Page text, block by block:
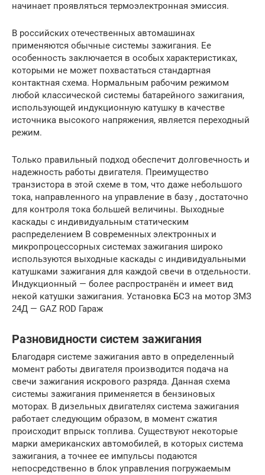
начинает проявляться термоэлектронная эмиссия.
В российских отечественных автомашинах
применяются обычные системы зажигания. Ее
особенность заключается в особых характеристиках,
которыми не может похвастаться стандартная
контактная схема. Нормальным рабочим режимом
любой классической системы батарейного зажигания,
использующей индукционную катушку в качестве
источника высокого напряжения, является переходный
режим.
Только правильный подход обеспечит долговечность и
надежность работы двигателя. Преимущество
транзистора в этой схеме в том, что даже небольшого
тока, направленного на управление в базу , достаточно
для контроля тока большей величины. Выходные
каскады с индивидуальным статическим
распределением В современных электронных и
микропроцессорных системах зажигания широко
используются выходные каскады с индивидуальными
катушками зажигания для каждой свечи в отдельности.
Индукционный — более распространён и имеет вид
некой катушки зажигания. Установка БСЗ на мотор ЗМЗ
24Д — GAZ ROD Гараж
Разновидности систем зажигания
Благодаря системе зажигания авто в определенный
момент работы двигателя производится подача на
свечи зажигания искрового разряда. Данная схема
системы зажигания применяется в бензиновых
моторах. В дизельных двигателях система зажигания
работает следующим образом, в момент сжатия
происходит впрыск топлива. Существуют некоторые
марки американских автомобилей, в которых система
зажигания, а точнее ее импульсы подаются
непосредственно в блок управления погружаемым